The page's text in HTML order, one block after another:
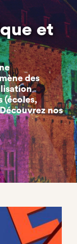
et
des
(écoles,
nos